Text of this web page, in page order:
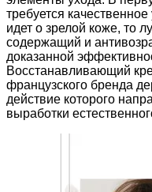
требуется
идет о зрелой коже, то
содержащий и
доказанной
Восстанавливающий
французского бренда
действие которого
выработки